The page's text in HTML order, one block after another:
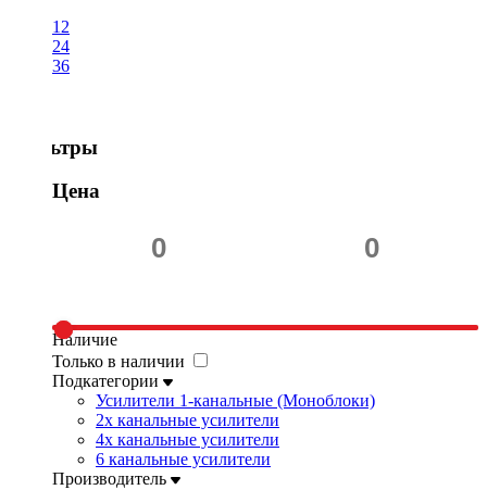
12
24
36
Фильтры
Цена
Наличие
Только в наличии
Подкатегории
Усилители 1-канальные (Моноблоки)
2х канальные усилители
4х канальные усилители
6 канальные усилители
Производитель